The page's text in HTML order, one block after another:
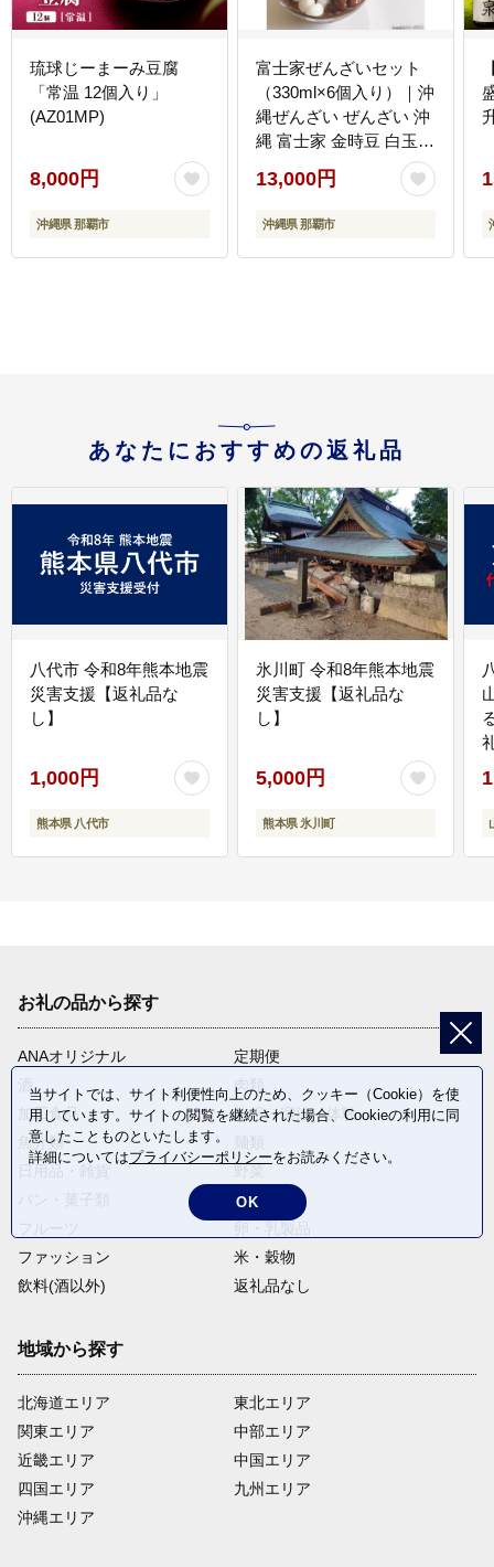
琉球じーまーみ豆腐
「常温 12個入り」
(AZ01MP)
8,000円
沖縄県 那覇市
富士家ぜんざいセット
（330ml×6個入り）｜沖
縄ぜんざい ぜんざい 沖
縄 富士家 金時豆 白玉も
13,000円
沖縄県 那覇市
あなたにおすすめの返礼品
八代市 令和8年熊本地震
災害支援【返礼品な
し】
1,000円
熊本県 八代市
氷川町 令和8年熊本地震
災害支援【返礼品な
し】
5,000円
熊本県 氷川町
お礼の品から探す
ANAオリジナル
定期便
酒
肉類
加工食品
旅行・宿泊・体験
魚介類
電化製品
ファッション
米・穀物
飲料(酒以外)
返礼品なし
地域から探す
北海道エリア
関東エリア
近畿エリア
四国エリア
沖縄エリア
東北エリア
中部エリア
中国エリア
九州エリア
当サイトでは、サイト利便性向上のため、クッキー（Cookie）を使
用しています。サイトの閲覧を継続された場合、Cookieの利用に同
意したことものといたします。
詳細についてはプライバシーポリシーをお読みください。
OK